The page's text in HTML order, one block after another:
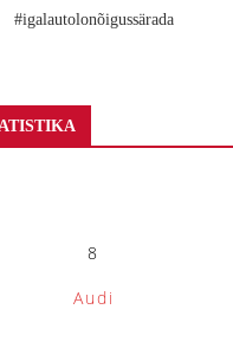
#igalautolonõigussärada
8
Audi